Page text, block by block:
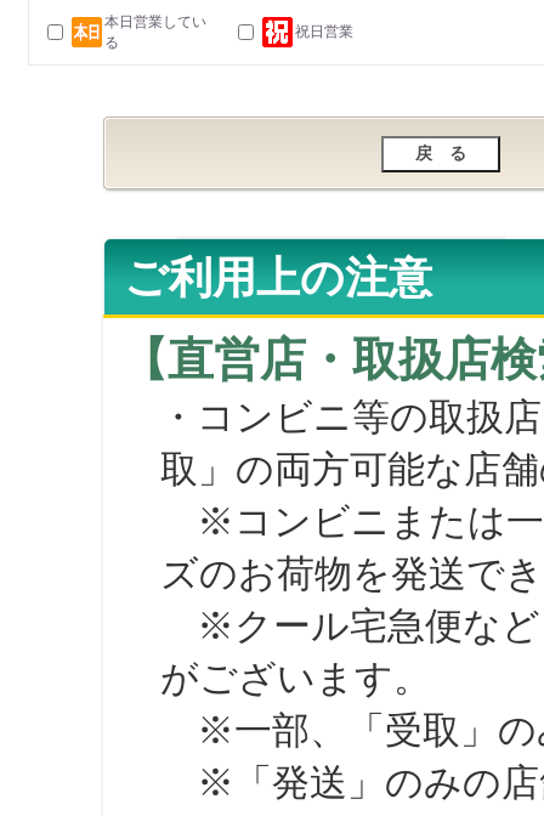
本日営業してい
る
祝日営業
ご利用上の注意
【直営店・取扱店
・コンビニ等の取扱
取」の両方可能な店
※コンビニまたは一
ズのお荷物を発送で
※クール宅急便など
がございます。
※一部、「受取」の
※「発送」のみの店